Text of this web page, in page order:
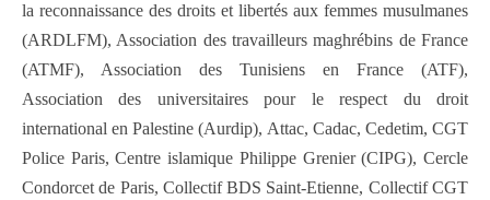
la reconnaissance des droits et libertés aux femmes musulmanes
(ARDLFM), Association des travailleurs maghrébins de France
(ATMF), Association des Tunisiens en France (ATF),
Association des universitaires pour le respect du droit
international en Palestine (Aurdip), Attac, Cadac, Cedetim, CGT
Police Paris, Centre islamique Philippe Grenier (CIPG), Cercle
Condorcet de Paris, Collectif BDS Saint-Etienne, Collectif CGT